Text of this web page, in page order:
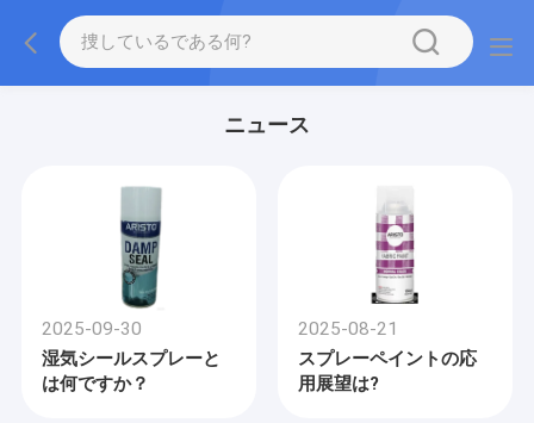
ニュース
2025-09-30
湿気シールスプレーと
は何ですか？
2025-08-21
スプレーペイントの応
用展望は?